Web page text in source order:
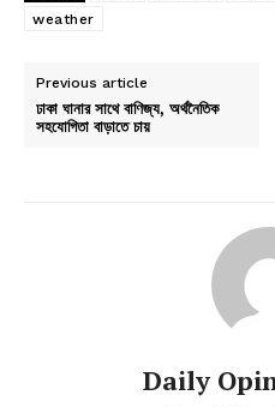
weather
Previous article
ঢাকা ঘানার সাথে বাণিজ্য, অর্থনৈতিক
সহযোগিতা বাড়াতে চায়
Daily